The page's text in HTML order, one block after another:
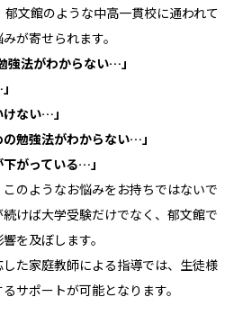
文館のような中高一貫校に通われて
が寄せられます。
強法がわからない…」
ない…」
勉強法がわからない…」
がっている…」
のようなお悩みをお持ちではないで
けば大学受験だけでなく、郁文館で
を及ぼします。
た家庭教師による指導では、生徒様
サポートが可能となります。